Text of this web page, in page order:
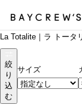
La Totalite｜ラ トータ
絞
り
込
む
サイズ